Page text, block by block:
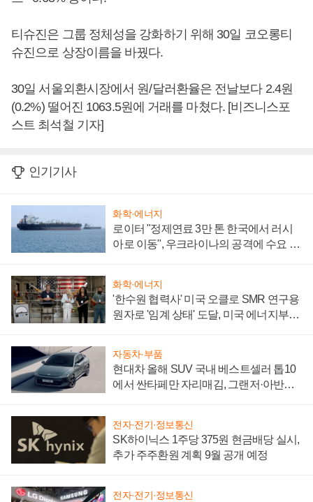
티슈진은 그룹 정체성을 강화하기 위해 30일 코오롱티
슈진으로 상장이름을 바꿨다.
30일 서울외환시장에서 원/달러환율은 전날보다 2.4원
(0.2%) 떨어진 1063.5원에 거래를 마쳤다. [비즈니스포
스트 최석철 기자]
인기기사
화학·에너지
로이터 "정제연료 3만 톤 한국에서 러시
아로 이동", 우크라이나의 공격에 수요 늘
화학·에너지
'한수원 협력사' 미국 오클로 SMR 연구용
원자로 '임계 상태' 도달, 미국 에너지부
자동차·부품
현대차 올해 SUV 국내 베스트셀러 톱10
에서 싼타페만 자리매김, 그랜저·아반떼
전자·전기·정보통신
SK하이닉스 1주당 375원 현금배당 실시,
추가 주주환원 계획 9월 공개 예정
전자·전기·정보통신